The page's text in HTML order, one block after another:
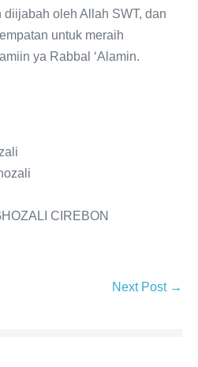
oleh Allah SWT, dan
untuk meraih
ya Rabbal ‘Alamin.
CIREBON
Next Post →